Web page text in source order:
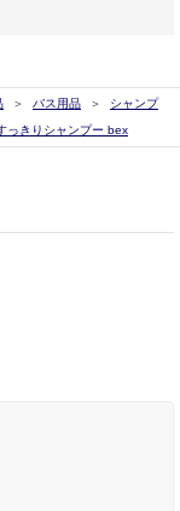
バス用品
シャンプ
っきりシャンプー bex